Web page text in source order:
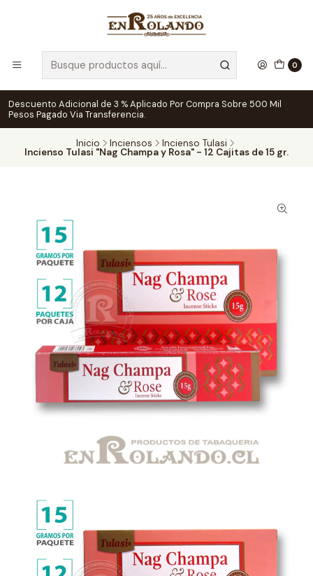
0
Descuento Adicional de 3 % Aplicado Por Compra Sobre 500 Mil
Pesos Pagado Via Transferencia.
Inicio Inciensos Incienso Tulasi
Incienso Tulasi "Nag Champa y Rosa" - 12 Cajitas de 15 gr.